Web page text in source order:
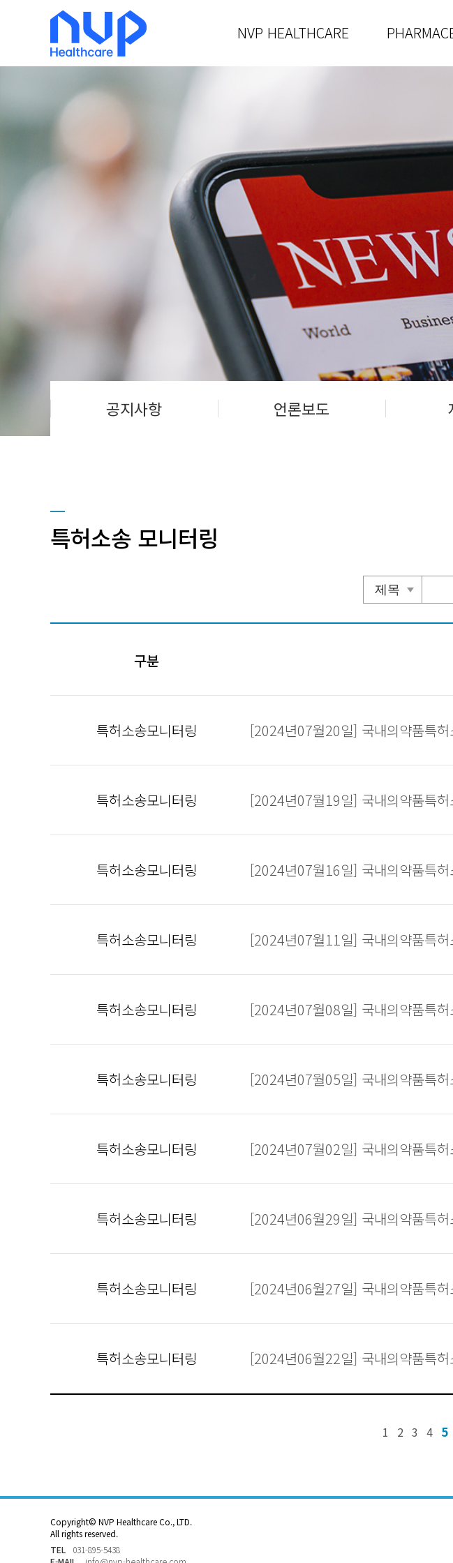
NVP HEALTHCARE
공지사항 언론보도
특허소송 모니터링
구분
특허소송모니터링 [2024년07월20일] 국내의약품특
특허소송모니터링 [2024년07월19일] 국내의약품특
특허소송모니터링 [2024년07월16일] 국내의약품특
특허소송모니터링 [2024년07월11일] 국내의약품특
특허소송모니터링 [2024년07월08일] 국내의약품특
특허소송모니터링 [2024년07월05일] 국내의약품특
특허소송모니터링 [2024년07월02일] 국내의약품특
특허소송모니터링 [2024년06월29일] 국내의약품특
특허소송모니터링 [2024년06월27일] 국내의약품특
특허소송모니터링 [2024년06월22일] 국내의약품특
1 2 3 4 5
Copyright© NVP Healthcare Co., LTD.
All rights reserved.
TEL
031-895-5438